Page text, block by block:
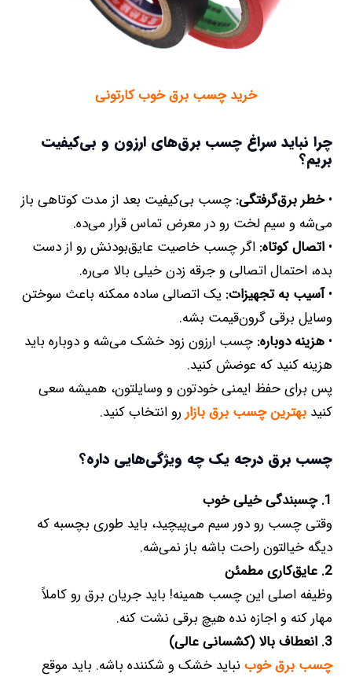
خرید چسب برق خوب کارتونی
چرا نباید سراغ چسب برق‌های ارزون و بی‌کیفیت
بریم؟
•خطر برق‌گرفتگی: چسب بی‌کیفیت بعد از مدت کوتاهی باز
می‌شه و سیم لخت رو در معرض تماس قرار می‌ده.
•اتصال کوتاه: اگر چسب خاصیت عایق‌بودنش رو از دست
بده، احتمال اتصالی و جرقه زدن خیلی بالا می‌ره.
•آسیب به تجهیزات: یک اتصالی ساده ممکنه باعث سوختن
وسایل برقی گرون‌قیمت بشه.
•هزینه دوباره: چسب ارزون زود خشک می‌شه و دوباره باید
هزینه کنید که عوضش کنید.
پس برای حفظ ایمنی خودتون و وسایلتون، همیشه سعی
کنیدبهترین چسب برق بازاررو انتخاب کنید.
چسب برق درجه یک چه ویژگی‌هایی داره؟
1. چسبندگی خیلی خوب
وقتی چسب رو دور سیم می‌پیچید، باید طوری بچسبه که
دیگه خیالتون راحت باشه باز نمی‌شه.
2. عایق‌کاری مطمئن
وظیفه اصلی این چسب همینه! باید جریان برق رو کاملاً
مهار کنه و اجازه نده هیچ برقی نشت کنه.
3. انعطاف بالا (کشسانی عالی)
چسب برق خوبنباید خشک و شکننده باشه. باید موقع